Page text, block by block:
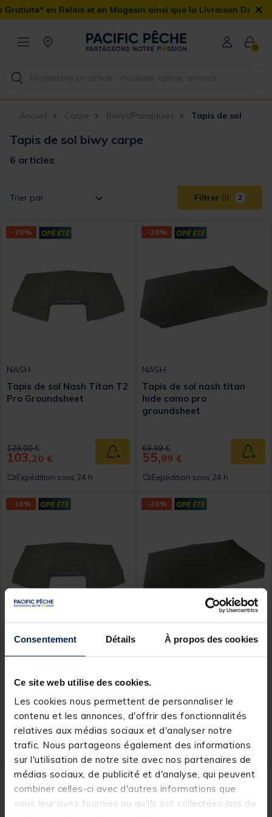
Consentement Détails À propos des cookies
Ce site web utilise des cookies.
Les cookies nous permettent de personnaliser le
contenu et les annonces, d'offrir des fonctionnalités
relatives aux médias sociaux et d'analyser notre
trafic. Nous partageons également des informations
sur l'utilisation de notre site avec nos partenaires de
médias sociaux, de publicité et d'analyse, qui peuvent
combiner celles-ci avec d'autres informations que
vous leur avez fournies ou qu'ils ont collectées lors de
et en Magasin ainsi que la Livraison Domicile offerte dès
×
0
Accueil Carpe Biwys/Parapluies Tapis de sol
Tapis de sol biwy carpe
6 articles
Trier par Filtrer 2
-20%
NASH
Tapis de sol Nash Titan T2
Pro Groundsheet
Price reduced from
129,00 €to
103,20 € Ajouter au panier
Expédition sous 24 h
-20%
NASH
Tapis de sol nash titan
hide camo pro
groundsheet
Price reduced from
69,99 €to
55,99 €
Expédition sous 24 h
-10%
NASH
Tapis de sol Nash Titan T1
Price reduced from
99,99 €to
89,99 € Ajouter au panier
Expédition sous 24 h
-20%
NASH
Tapis de sol nash titan
groundsheet
Price reduced from
94,99 €to
75,99 €
Expédition sous 24 h